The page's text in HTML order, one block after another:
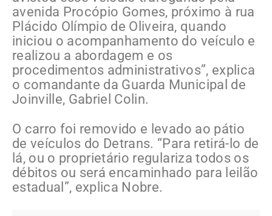
avenida Procópio Gomes, próximo à rua
Plácido Olímpio de Oliveira, quando
iniciou o acompanhamento do veículo e
realizou a abordagem e os
procedimentos administrativos”, explica
o comandante da Guarda Municipal de
Joinville, Gabriel Colin.
O carro foi removido e levado ao pátio
de veículos do Detrans. “Para retirá-lo de
lá, ou o proprietário regulariza todos os
débitos ou será encaminhado para leilão
estadual”, explica Nobre.